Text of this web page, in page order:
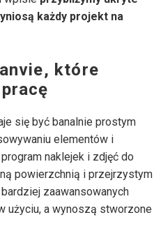
każdy projekt na
które
się być banalnie prostym
elementów i
naklejek i zdjęć do
powierzchnią i przejrzystym
zaawansowanych
użyciu, a wynoszą stworzone